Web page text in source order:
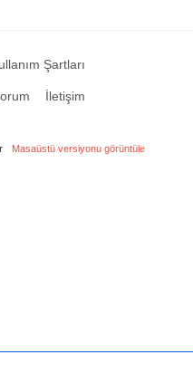
Şartları
İletişim
Masaüstü versiyonu görüntüle